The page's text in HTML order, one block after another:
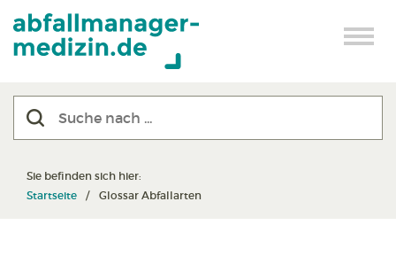
Sie befinden sich hier:
Startseite
Glossar Abfallarten